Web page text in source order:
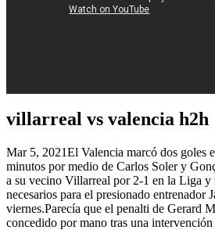
villarreal vs valencia h2h
Mar 5, 2021El Valencia marcó dos goles
minutos por medio de Carlos Soler y
a su vecino Villarreal por 2-1 en la Liga y
necesarios para el presionado entrenador
viernes.Parecía que el penalti de Gerard
concedido por mano tras una